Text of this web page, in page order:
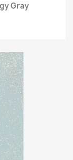
Gray